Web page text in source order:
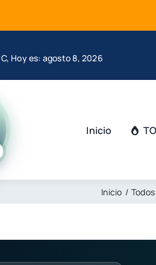
Hoy es: agosto 8, 2026
Inicio
Inicio